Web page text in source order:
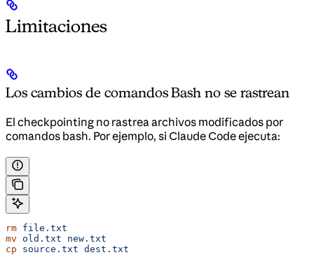
Limitaciones
Los cambios de comandos Bash no se rastrean
El checkpointing no rastrea archivos modificados por
comandos bash. Por ejemplo, si Claude Code ejecuta:
rm file.txt
mv old.txt new.txt
cp source.txt dest.txt